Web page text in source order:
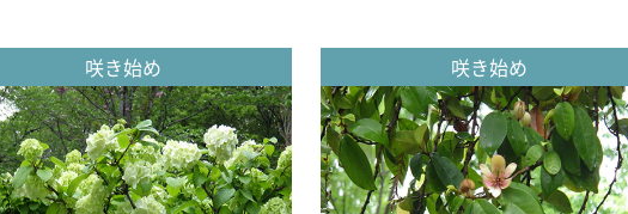
咲き始め 咲き始め